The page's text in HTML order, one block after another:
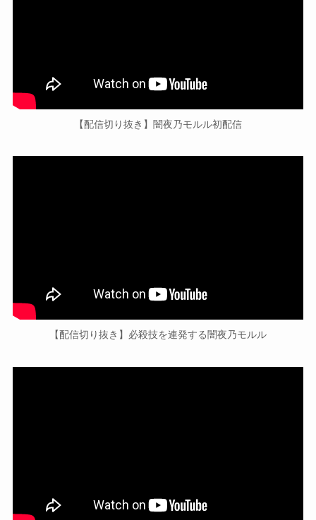
【配信切り抜き】闇夜乃モルル初配信
【配信切り抜き】必殺技を連発する闇夜乃モルル